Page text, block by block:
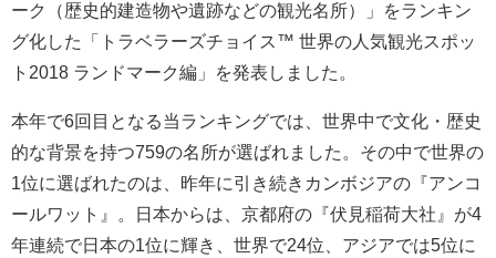
ーク（歴史的建造物や遺跡などの観光名所）」をランキン
グ化した「トラベラーズチョイス™ 世界の人気観光スポッ
ト2018 ランドマーク編」を発表しました。
本年で6回目となる当ランキングでは、世界中で文化・歴史
的な背景を持つ759の名所が選ばれました。その中で世界の
1位に選ばれたのは、昨年に引き続きカンボジアの『アンコ
ールワット』。日本からは、京都府の『伏見稲荷大社』が4
年連続で日本の1位に輝き、世界で24位、アジアでは5位に